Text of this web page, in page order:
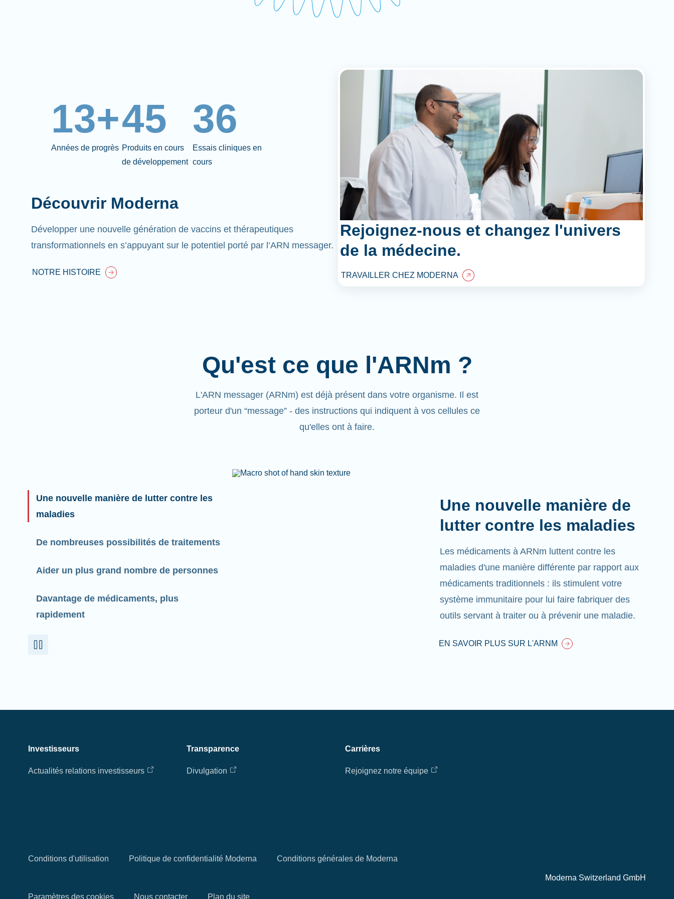
13+
Années de progrès
45
Produits en cours
de développement
36
Essais cliniques en
cours
Découvrir Moderna
Développer une nouvelle génération de vaccins et thérapeutiques
transformationnels en s’appuyant sur le potentiel porté par l’ARN messager.
NOTRE HISTOIRE
Rejoignez-nous et changez l'univers
de la médecine.
TRAVAILLER CHEZ MODERNA
Qu'est ce que l'ARNm ?
L'ARN messager (ARNm) est déjà présent dans votre organisme. Il est
porteur d'un “message” - des instructions qui indiquent à vos cellules ce
qu'elles ont à faire.
Une nouvelle manière de lutter contre les
maladies
De nombreuses possibilités de traitements
Aider un plus grand nombre de personnes
Davantage de médicaments, plus
rapidement
Une nouvelle manière de
lutter contre les maladies
Les médicaments à ARNm luttent contre les
maladies d'une manière différente par rapport aux
médicaments traditionnels : ils stimulent votre
système immunitaire pour lui faire fabriquer des
outils servant à traiter ou à prévenir une maladie.
EN SAVOIR PLUS SUR L'ARNM
Investisseurs
Actualités relations investisseurs
Transparence
Divulgation
Carrières
Rejoignez notre équipe
Conditions d'utilisation Politique de confidentialité Moderna Conditions générales de Moderna
Paramètres des cookies Nous contacter Plan du site
Moderna Switzerland GmbH